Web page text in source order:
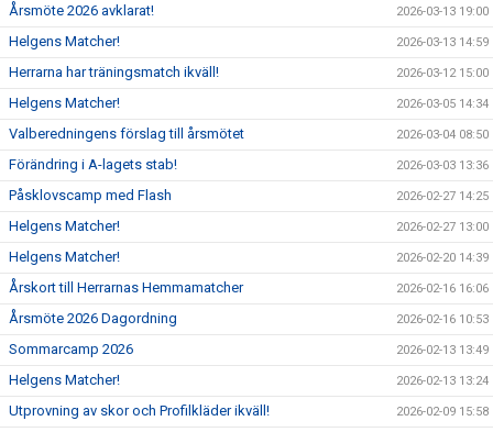
Årsmöte 2026 avklarat! 2026-03-13 19:00
Helgens Matcher! 2026-03-13 14:59
Herrarna har träningsmatch ikväll! 2026-03-12 15:00
Helgens Matcher! 2026-03-05 14:34
Valberedningens förslag till årsmötet 2026-03-04 08:50
Förändring i A-lagets stab! 2026-03-03 13:36
Påsklovscamp med Flash 2026-02-27 14:25
Helgens Matcher! 2026-02-27 13:00
Helgens Matcher! 2026-02-20 14:39
Årskort till Herrarnas Hemmamatcher 2026-02-16 16:06
Årsmöte 2026 Dagordning 2026-02-16 10:53
Sommarcamp 2026 2026-02-13 13:49
Helgens Matcher! 2026-02-13 13:24
Utprovning av skor och Profilkläder ikväll! 2026-02-09 15:58